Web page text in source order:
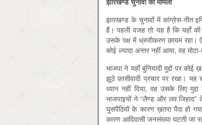
झारखण्ड के चुनावों में कांग्रेस-नीत
हैं। पहली वजह तो यह है कि यहाँ की
उसके पक्ष में ध्रुवीकरण क़ायम रहा।
कोई ज़्यादा अन्तर नहीं आया, वह
भाजपा ने यहाँ बुनियादी मुद्दों पर
झूठे फ़ासीवादी प्रचार पर रखा।
ध्यान नहीं दिया, वह उसके लिए
भाजपाइयों ने “लैण्ड और लव जिहाद”
घुसपैठियों के कारण ख़तरा पैदा हो
कारण आदिवासी जनसंख्या घटती जा